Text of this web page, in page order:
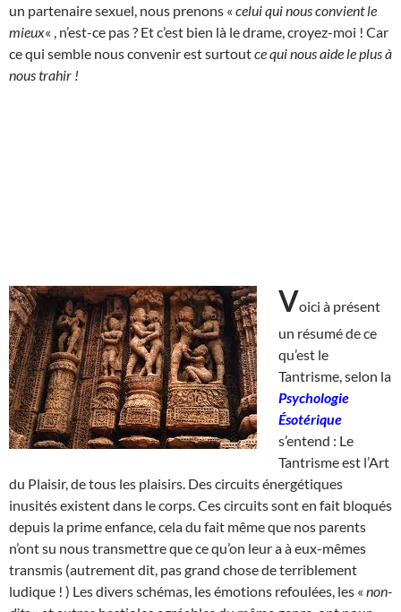
un partenaire sexuel, nous prenons « celui qui nous convient le
mieux« , n’est-ce pas ? Et c’est bien là le drame, croyez-moi ! Car
ce qui semble nous convenir est surtoutce qui nous aide le plus à
nous trahir !
Voici à présent
un résumé de ce
qu’est le
Tantrisme, selon la
Psychologie
Ésotérique
s’entend : Le
Tantrisme est l’Art
du Plaisir, de tous les plaisirs. Des circuits énergétiques
inusités existent dans le corps. Ces circuits sont en fait bloqués
depuis la prime enfance, cela du fait même que nos parents
n’ont su nous transmettre que ce qu’on leur a à eux-mêmes
transmis (autrement dit, pas grand chose de terriblement
ludique ! ) Les divers schémas, les émotions refoulées, les « non-